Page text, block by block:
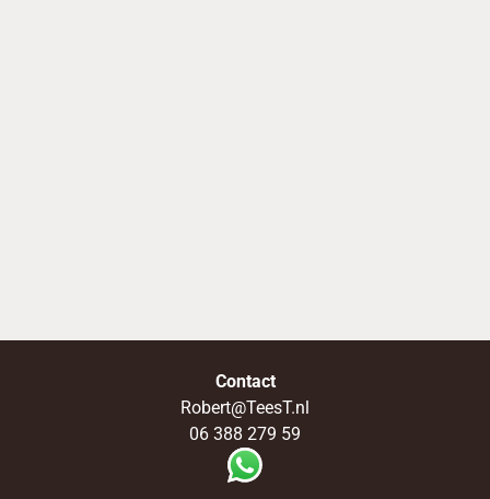
Contact
Robert@TeesT.nl
06 388 279 59